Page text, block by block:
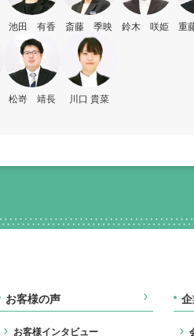
池田 有香 斎藤 季映 鈴木 咲姫 重
松嵜 靖長 川口 貴菜
お客様の声
お客様インタビュー